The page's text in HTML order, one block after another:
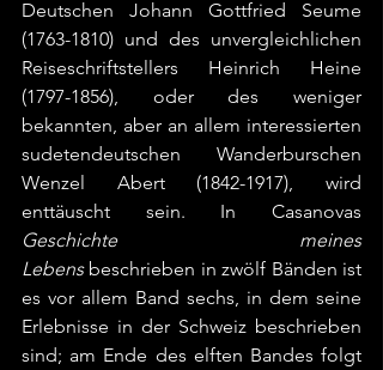
Deutschen Johann Gottfried Seume
(1763-1810) und des unvergleichlichen
Reiseschriftstellers Heinrich Heine
(1797-1856), oder des weniger
bekannten, aber an allem interessierten
sudetendeutschen Wanderburschen
Wenzel Abert (1842-1917), wird
Geschichte meines
Lebens beschrieben in zwölf Bänden ist
es vor allem Band sechs, in dem seine
Erlebnisse in der Schweiz beschrieben
sind; am Ende des elften Bandes folgt